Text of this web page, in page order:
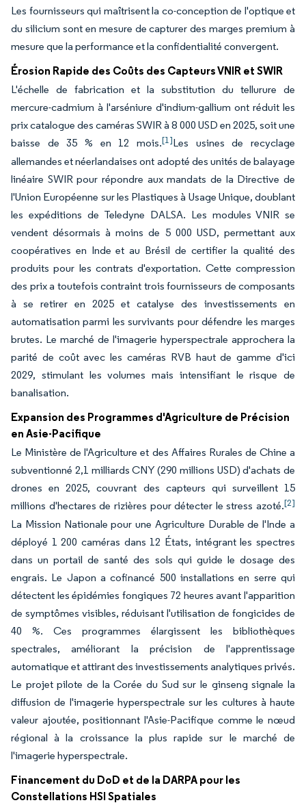
Les fournisseurs qui maîtrisent la co-conception de l'optique et
du silicium sont en mesure de capturer des marges premium à
mesure que la performance et la confidentialité convergent.
Érosion Rapide des Coûts des Capteurs VNIR et SWIR
L'échelle de fabrication et la substitution du tellurure de
mercure-cadmium à l'arséniure d'indium-gallium ont réduit les
prix catalogue des caméras SWIR à 8 000 USD en 2025, soit une
baisse de 35 % en 12 mois.[1]Les usines de recyclage
allemandes et néerlandaises ont adopté des unités de balayage
linéaire SWIR pour répondre aux mandats de la Directive de
l'Union Européenne sur les Plastiques à Usage Unique, doublant
les expéditions de Teledyne DALSA. Les modules VNIR se
vendent désormais à moins de 5 000 USD, permettant aux
coopératives en Inde et au Brésil de certifier la qualité des
produits pour les contrats d'exportation. Cette compression
des prix a toutefois contraint trois fournisseurs de composants
à se retirer en 2025 et catalyse des investissements en
automatisation parmi les survivants pour défendre les marges
brutes. Le marché de l'imagerie hyperspectrale approchera la
parité de coût avec les caméras RVB haut de gamme d'ici
2029, stimulant les volumes mais intensifiant le risque de
banalisation.
Expansion des Programmes d'Agriculture de Précision
en Asie-Pacifique
Le Ministère de l'Agriculture et des Affaires Rurales de Chine a
subventionné 2,1 milliards CNY (290 millions USD) d'achats de
drones en 2025, couvrant des capteurs qui surveillent 15
millions d'hectares de rizières pour détecter le stress azoté.[2]
La Mission Nationale pour une Agriculture Durable de l'Inde a
déployé 1 200 caméras dans 12 États, intégrant les spectres
dans un portail de santé des sols qui guide le dosage des
engrais. Le Japon a cofinancé 500 installations en serre qui
détectent les épidémies fongiques 72 heures avant l'apparition
de symptômes visibles, réduisant l'utilisation de fongicides de
40 %. Ces programmes élargissent les bibliothèques
spectrales, améliorant la précision de l'apprentissage
automatique et attirant des investissements analytiques privés.
Le projet pilote de la Corée du Sud sur le ginseng signale la
diffusion de l'imagerie hyperspectrale sur les cultures à haute
valeur ajoutée, positionnant l'Asie-Pacifique comme le nœud
régional à la croissance la plus rapide sur le marché de
l'imagerie hyperspectrale.
Financement du DoD et de la DARPA pour les
Constellations HSI Spatiales